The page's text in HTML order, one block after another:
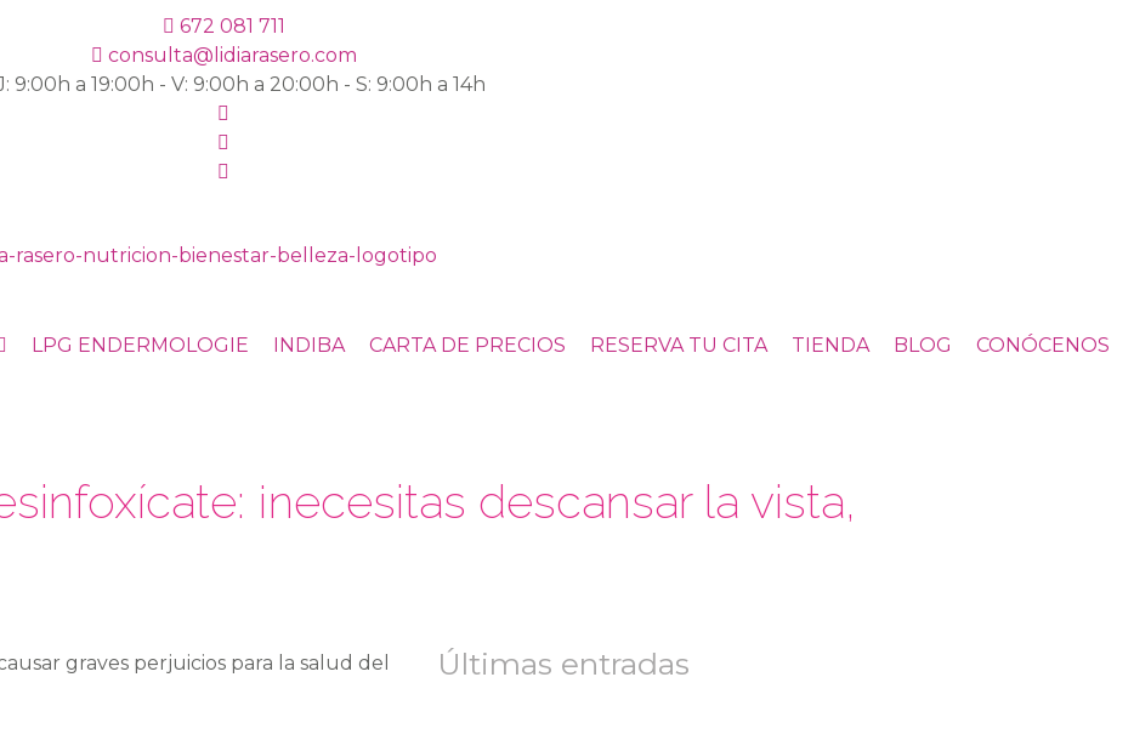
672 081 711
consulta@lidiarasero.com
9:00h a 19:00h - V: 9:00h a 20:00h - S: 9:00h a 14h
LPG ENDERMOLOGIE INDIBA CARTA DE PRECIOS RESERVA TU CITA TIENDA BLOG CONÓCENOS
¡necesitas descansar la vista,
graves perjuicios para la salud del
Últimas entradas